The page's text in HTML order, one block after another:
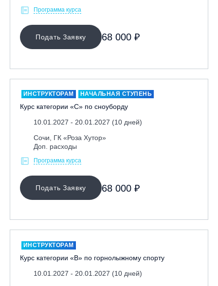
Ленинградская обл., ЦАО «Туутари Парк»
Миасс, ГЛК «Солнечная Долина»
Мончегорск, ГК «ЛАПАРК»
Москва, Парк «Ходынское поле»
Москва, СК «Кант»
Москва, Скалодром "Атмосфера"
Москва, СЭК «Лата Трэк»
Москва, ул. Олеко Дундича 19/15
Московская обл., ВГК «Лисья Гора»
Московская обл., ГК Леонида Тягачёва
Московская обл., ГЛК «Красная Горка»
Московская обл., п. Чулково, ГК «Гая Северина»
Пермский край., ГЛЦ «Губаха»
Программа курса
Подать Заявку 68 000 ₽
ИНСТРУКТОРАМ НАЧАЛЬНАЯ СТУПЕНЬ
Курс категории «С» по сноуборду
10.01.2027 - 20.01.2027 (10 дней)
Сочи, ГК «Роза Хутор»
Доп. расходы
Программа курса
Подать Заявку 68 000 ₽
ИНСТРУКТОРАМ
Курс категории «В» по горнолыжному спорту
10.01.2027 - 20.01.2027 (10 дней)